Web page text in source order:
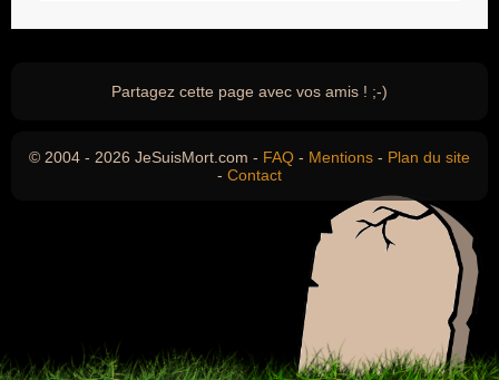
Partagez cette page avec vos amis ! ;-)
© 2004 - 2026 JeSuisMort.com - FAQ - Mentions - Plan du site
- Contact